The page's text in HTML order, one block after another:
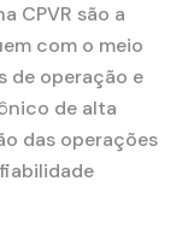
CPVR são a
com o meio
de operação e
de alta
das operações